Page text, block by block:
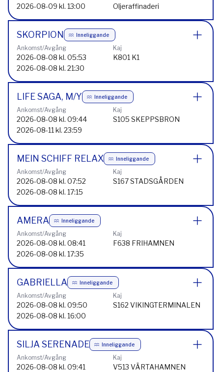
2026-08-09 kl. 13:00
Oljeraffinaderi
SKORPION Inneliggande
Ankomst/Avgång
2026-08-08 kl. 05:53
2026-08-08 kl. 21:30
Kaj
K801 K1
LIFE SAGA, M/Y Inneliggande
Ankomst/Avgång
2026-08-08 kl. 09:44
2026-08-11 kl. 23:59
Kaj
S105 SKEPPSBRON
MEIN SCHIFF RELAX Inneliggande
Ankomst/Avgång
2026-08-08 kl. 07:52
2026-08-08 kl. 17:15
Kaj
S167 STADSGÅRDEN
AMERA Inneliggande
Ankomst/Avgång
2026-08-08 kl. 08:41
2026-08-08 kl. 17:35
Kaj
F638 FRIHAMNEN
GABRIELLA Inneliggande
Ankomst/Avgång
2026-08-08 kl. 09:50
2026-08-08 kl. 16:00
Kaj
S162 VIKINGTERMINALEN
SILJA SERENADE Inneliggande
Ankomst/Avgång
2026-08-08 kl. 09:41
Kaj
V513 VÄRTAHAMNEN